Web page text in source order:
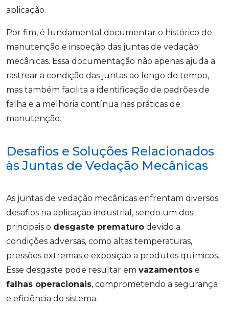
aplicação.
Por fim, é fundamental documentar o histórico de
manutenção e inspeção das juntas de vedação
mecânicas. Essa documentação não apenas ajuda a
rastrear a condição das juntas ao longo do tempo,
mas também facilita a identificação de padrões de
falha e a melhoria contínua nas práticas de
manutenção.
Desafios e Soluções Relacionados
às Juntas de Vedação Mecânicas
As juntas de vedação mecânicas enfrentam diversos
desafios na aplicação industrial, sendo um dos
principais o desgaste prematuro devido a
condições adversas, como altas temperaturas,
pressões extremas e exposição a produtos químicos.
Esse desgaste pode resultar em vazamentos e
falhas operacionais, comprometendo a segurança
e eficiência do sistema.